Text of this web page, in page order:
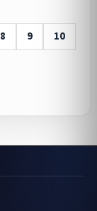
8 9
10